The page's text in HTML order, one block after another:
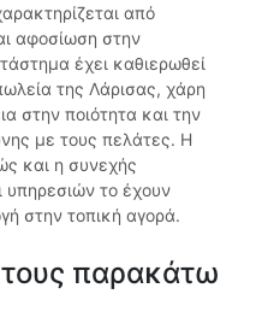
από
αφοσίωση στην
έχει καθιερωθεί
της Λάρισας, χάρη
στην ποιότητα και την
με τους πελάτες. Η
και η συνεχής
υπηρεσιών το έχουν
στην τοπική αγορά.
τους παρακάτω